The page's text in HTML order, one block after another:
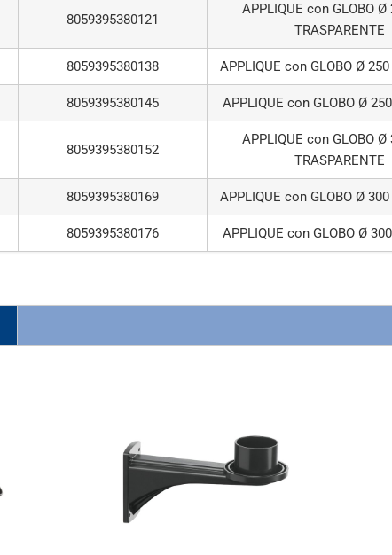
8059395380121
APPLIQUE con GLOBO Ø
TRASPARENTE
8059395380138 APPLIQUE con GLOBO Ø
8059395380145 APPLIQUE con GLOBO Ø
8059395380152
APPLIQUE con GLOBO Ø
TRASPARENTE
8059395380169 APPLIQUE con GLOBO Ø
8059395380176 APPLIQUE con GLOBO Ø